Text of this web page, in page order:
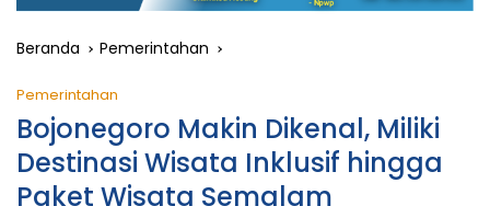
Beranda Pemerintahan
Pemerintahan
Bojonegoro Makin Dikenal, Miliki
Destinasi Wisata Inklusif hingga
Paket Wisata Semalam